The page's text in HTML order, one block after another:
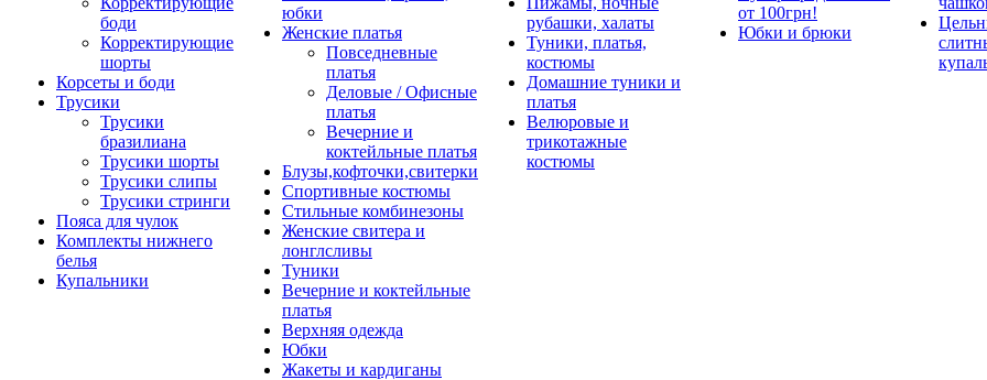
боди
Корректирующие
шорты
Корсеты и боди
Трусики
Трусики
бразилиана
Трусики шорты
Трусики слипы
Трусики стринги
Пояса для чулок
Комплекты нижнего
белья
Купальники
юбки
Женские платья
Повседневные
платья
Деловые / Офисные
платья
Вечерние и
коктейльные платья
Блузы,кофточки,свитерки
Спортивные костюмы
Стильные комбинезоны
Женские свитера и
лонглсливы
Туники
Вечерние и коктейльные
платья
Верхняя одежда
Юбки
Жакеты и кардиганы
рубашки, халаты
Туники, платья,
костюмы
Домашние туники и
платья
Велюровые и
трикотажные
костюмы
от 100грн!
Юбки и брюки